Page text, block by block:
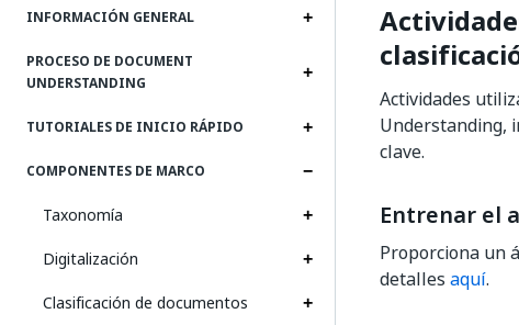
INFORMACIÓN GENERAL
PROCESO DE DOCUMENT
UNDERSTANDING
TUTORIALES DE INICIO RÁPIDO
COMPONENTES DE MARCO
Taxonomía
Digitalización
Clasificación de documentos
Actividades
Understanding,
clave.
Entrenar el
Proporciona un
detalles aquí.